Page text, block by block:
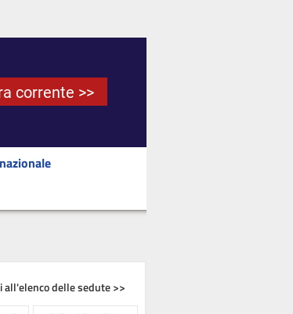
corrente >>
all'elenco delle sedute >>